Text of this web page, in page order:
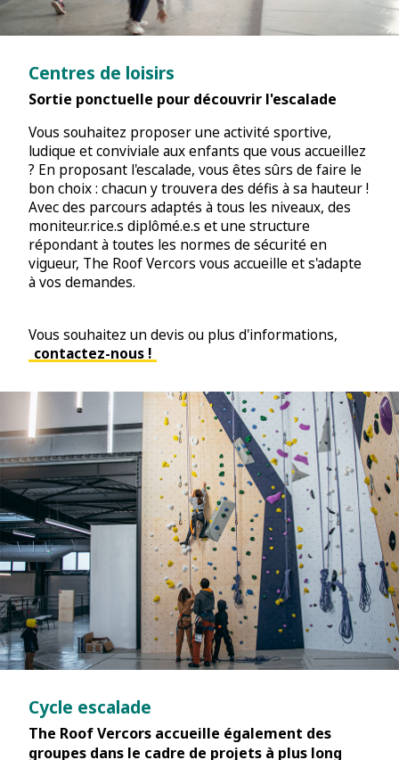
Centres de loisirs
Sortie ponctuelle pour découvrir l'escalade
Vous souhaitez proposer une activité sportive,
ludique et conviviale aux enfants que vous accueillez
? En proposant l'escalade, vous êtes sûrs de faire le
bon choix : chacun y trouvera des défis à sa hauteur !
Avec des parcours adaptés à tous les niveaux, des
moniteur.rice.s diplômé.e.s et une structure
répondant à toutes les normes de sécurité en
vigueur, The Roof Vercors vous accueille et s'adapte
à vos demandes.
Vous souhaitez un devis ou plus d'informations,
contactez-nous !
Cycle escalade
The Roof Vercors accueille également des
groupes dans le cadre de projets à plus long